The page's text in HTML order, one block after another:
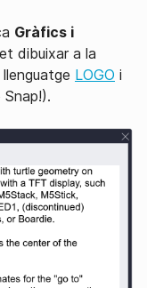
Gràfics i
dibuixar a la
LOGO i